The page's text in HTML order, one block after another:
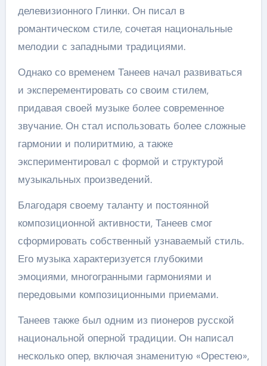
делевизионного Глинки. Он писал в
романтическом стиле, сочетая национальные
мелодии с западными традициями.
Однако со временем Танеев начал развиваться
и эксперементировать со своим стилем,
придавая своей музыке более современное
звучание. Он стал использовать более сложные
гармонии и полиритмию, а также
экспериментировал с формой и структурой
музыкальных произведений.
Благодаря своему таланту и постоянной
композиционной активности, Танеев смог
сформировать собственный узнаваемый стиль.
Его музыка характеризуется глубокими
эмоциями, многогранными гармониями и
передовыми композиционными приемами.
Танеев также был одним из пионеров русской
национальной оперной традиции. Он написал
несколько опер, включая знаменитую «Орестею»,